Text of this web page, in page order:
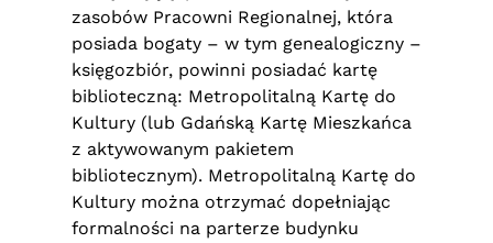
zasobów Pracowni Regionalnej, która
posiada bogaty – w tym genealogiczny –
księgozbiór, powinni posiadać kartę
biblioteczną: Metropolitalną Kartę do
Kultury (lub Gdańską Kartę Mieszkańca
z aktywowanym pakietem
bibliotecznym). Metropolitalną Kartę do
Kultury można otrzymać dopełniając
formalności na parterze budynku